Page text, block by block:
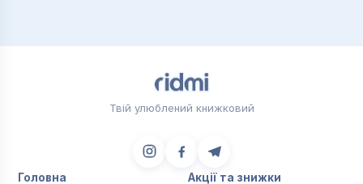
Твій улюблений книжковий
Головна
Акції та знижки